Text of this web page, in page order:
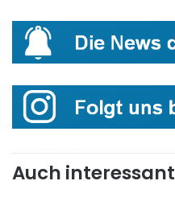
Auch interessant